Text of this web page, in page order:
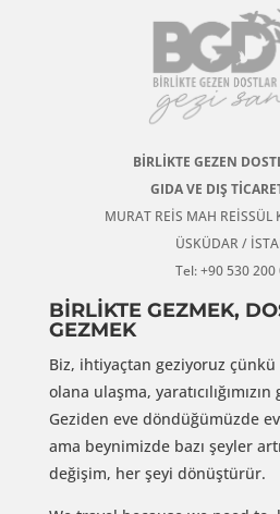
BİRLİKTE GEZEN
GIDA VE DIŞ
MURAT REİS MAH REİSSÜL
ÜSKÜDAR /
Tel: +90 530 200
BİRLİKTE GEZMEK,
GEZMEK
Biz, ihtiyaçtan geziyoruz çünkü
olana ulaşma,
Geziden eve döndüğümüzde
ama beynimizde bazı şeyler
değişim, her şeyi dönüştürür.